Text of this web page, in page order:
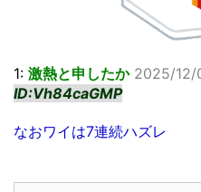
1: 激熱と申したか 2025/12/
ID:Vh84caGMP
なおワイは7連続ハズレ